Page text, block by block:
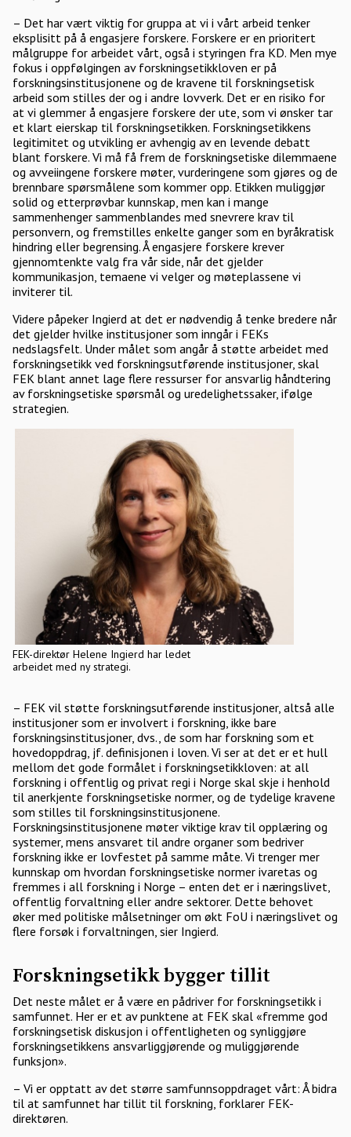
– Det har vært viktig for gruppa at vi i vårt arbeid tenker
eksplisitt på å engasjere forskere. Forskere er en prioritert
målgruppe for arbeidet vårt, også i styringen fra KD. Men mye
fokus i oppfølgingen av forskningsetikkloven er på
forskningsinstitusjonene og de kravene til forskningsetisk
arbeid som stilles der og i andre lovverk. Det er en risiko for
at vi glemmer å engasjere forskere der ute, som vi ønsker tar
et klart eierskap til forskningsetikken. Forskningsetikkens
legitimitet og utvikling er avhengig av en levende debatt
blant forskere. Vi må få frem de forskningsetiske dilemmaene
og avveiingene forskere møter, vurderingene som gjøres og de
brennbare spørsmålene som kommer opp. Etikken muliggjør
solid og etterprøvbar kunnskap, men kan i mange
sammenhenger sammenblandes med snevrere krav til
personvern, og fremstilles enkelte ganger som en byråkratisk
hindring eller begrensing. Å engasjere forskere krever
gjennomtenkte valg fra vår side, når det gjelder
kommunikasjon, temaene vi velger og møteplassene vi
inviterer til.
Videre påpeker Ingierd at det er nødvendig å tenke bredere når
det gjelder hvilke institusjoner som inngår i FEKs
nedslagsfelt. Under målet som angår å støtte arbeidet med
forskningsetikk ved forskningsutførende institusjoner, skal
FEK blant annet lage flere ressurser for ansvarlig håndtering
av forskningsetiske spørsmål og uredelighetssaker, ifølge
strategien.
FEK-direktør Helene Ingierd har ledet
arbeidet med ny strategi.
– FEK vil støtte forskningsutførende institusjoner, altså alle
institusjoner som er involvert i forskning, ikke bare
forskningsinstitusjoner, dvs., de som har forskning som et
hovedoppdrag, jf. definisjonen i loven. Vi ser at det er et hull
mellom det gode formålet i forskningsetikkloven: at all
forskning i offentlig og privat regi i Norge skal skje i henhold
til anerkjente forskningsetiske normer, og de tydelige kravene
som stilles til forskningsinstitusjonene.
Forskningsinstitusjonene møter viktige krav til opplæring og
systemer, mens ansvaret til andre organer som bedriver
forskning ikke er lovfestet på samme måte. Vi trenger mer
kunnskap om hvordan forskningsetiske normer ivaretas og
fremmes i all forskning i Norge – enten det er i næringslivet,
offentlig forvaltning eller andre sektorer. Dette behovet
øker med politiske målsetninger om økt FoU i næringslivet og
flere forsøk i forvaltningen, sier Ingierd.
Forskningsetikk bygger tillit
Det neste målet er å være en pådriver for forskningsetikk i
samfunnet. Her er et av punktene at FEK skal «fremme god
forskningsetisk diskusjon i offentligheten og synliggjøre
forskningsetikkens ansvarliggjørende og muliggjørende
funksjon».
– Vi er opptatt av det større samfunnsoppdraget vårt: Å bidra
til at samfunnet har tillit til forskning, forklarer FEK-
direktøren.